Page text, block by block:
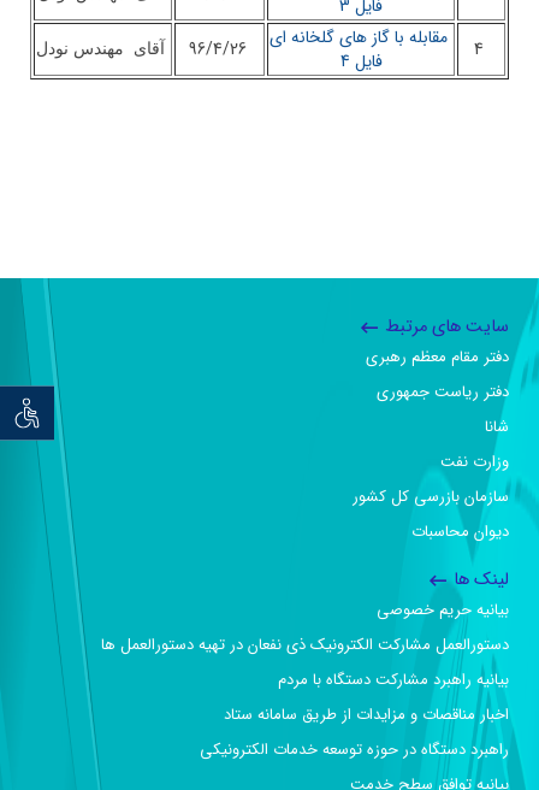
توان
فایل 3
مقابله با گاز های گلخانه ای
فایل 4
آقای مهندس نودل
سایت های مرتبط
دفتر مقام معظم رهبری
دفتر ریاست جمهوری
شانا
وزارت نفت
سازمان بازرسی کل کشور
دیوان محاسبات
لینک ها
بیانیه حریم خصوصی
دستورالعمل مشارکت الکترونیک ذی نفعان در تهیه دستورالعمل ها
بیانیه راهبرد مشارکت دستگاه با مردم
اخبار مناقصات و مزایدات از طریق سامانه ستاد
راهبرد دستگاه در حوزه توسعه خدمات الکترونیکی